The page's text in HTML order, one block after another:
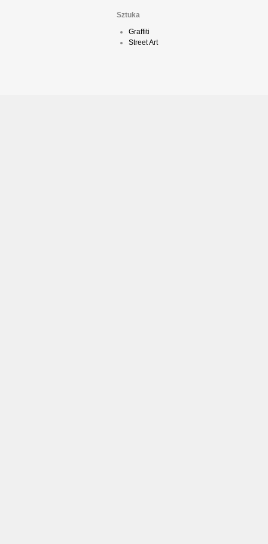
Sztuka
Graffiti
Street Art